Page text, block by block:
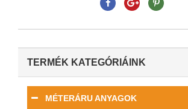
TERMÉK KATEGÓRIÁINK
MÉTERÁRU ANYAGOK